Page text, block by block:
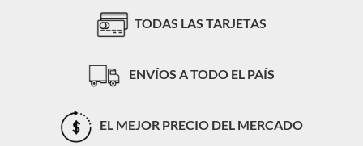
TODAS LAS TARJETAS
ENVÍOS A TODO EL PAÍS
EL MEJOR PRECIO DEL MERCADO